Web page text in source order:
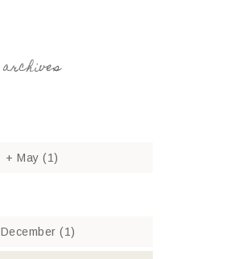
archives
+ May(1)
December (1)